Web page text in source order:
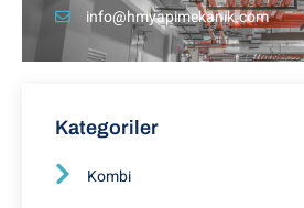
info@hmyapimekanik.com
Kategoriler
Kombi